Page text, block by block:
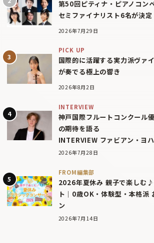
第50回ピティナ・ピアノコン
セミファイナリスト6名が決定
2026年7月29日
PICK UP
国際的に活躍する実力派ヴァ
が奏でる極上の響き
2026年8月2日
INTERVIEW
神戸国際フルートコンクール
の期待を語る
INTERVIEW ファビアン・ヨ
2026年7月28日
FROM編集部
2026年夏休み 親子で楽しむ
ト｜0歳OK・体験型・本格派
ン
2026年7月14日